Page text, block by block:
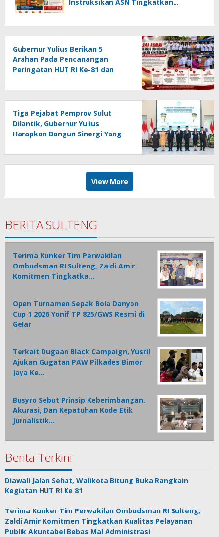
Instruksikan ASN Tingkatkan
Gubernur Yulius Berikan 5
Arahan Pada Pencanangan
Peringatan HUT RI Ke-81 dan
Tiga Pejabat Pemprov Sulut
Dilantik, Gubernur Yulius
Harapkan Bangun Sinergi Yang
View More
BERITA SULTENG
Terima Kunker Tim Perwakilan
Ombudsman RI Sulteng, Zaldi Amir
Komitmen Tingkatka…
Open Turnamen Sepak Bola Danyon
Cup 1 2026 Yonif TP 825/GWS Resmi di
Gelar
Terkait Dugaan Black Campaign, Yusril
Ajukan Gugatan PAW Pilkades Bimor
Jaya Ke…
Busyro Sebut Prinsip Keberimbangan,
Akurasi, Dan Kepatuhan Kode Etik
Jurnalistik…
Berita Terkini
Diawali Jalan Sehat, Walikota Bitung Buka Rangkain
Kegiatan HUT RI Ke 81
Terima Kunker Tim Perwakilan Ombudsman RI Sulteng,
Zaldi Amir Komitmen Tingkatkan Kualitas Pelayanan
Publik Akuntabel Bebas Mal Administrasi